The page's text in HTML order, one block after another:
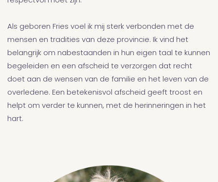
Als geboren Fries voel ik mij sterk verbonden met de
mensen en tradities van deze provincie. Ik vind het
belangrijk om nabestaanden in hun eigen taal te kunnen
begeleiden en een afscheid te verzorgen dat recht
doet aan de wensen van de familie en het leven van de
overledene. Een betekenisvol afscheid geeft troost en
helpt om verder te kunnen, met de herinneringen in het
hart.